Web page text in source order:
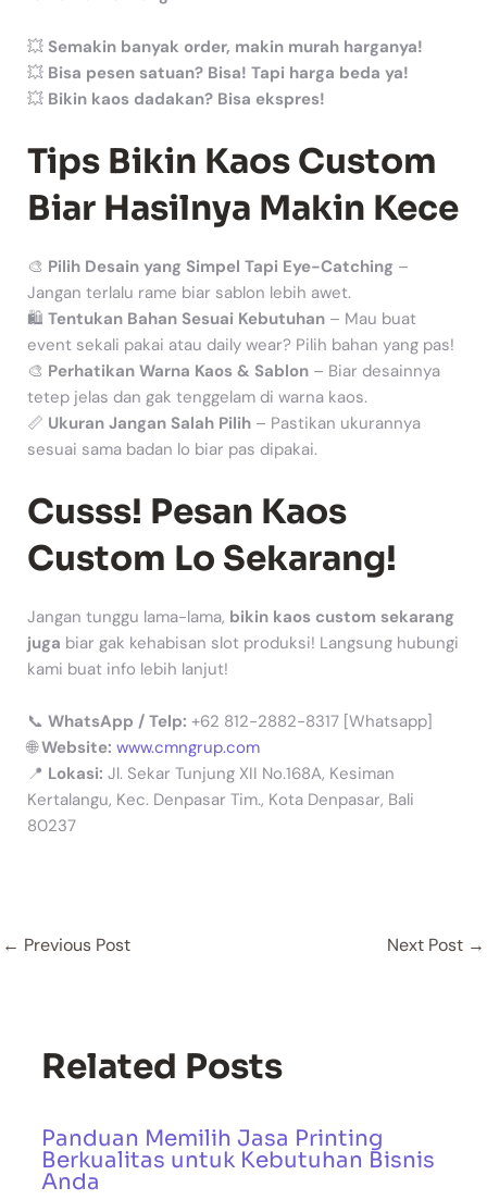
💥 Semakin banyak order, makin murah harganya!
💥 Bisa pesen satuan? Bisa! Tapi harga beda ya!
💥 Bikin kaos dadakan? Bisa ekspres!
Tips Bikin Kaos Custom
Biar Hasilnya Makin Kece
🎨 Pilih Desain yang Simpel Tapi Eye-Catching –
Jangan terlalu rame biar sablon lebih awet.
🛍 Tentukan Bahan Sesuai Kebutuhan – Mau buat
event sekali pakai atau daily wear? Pilih bahan yang pas!
🎨 Perhatikan Warna Kaos & Sablon – Biar desainnya
tetep jelas dan gak tenggelam di warna kaos.
📏 Ukuran Jangan Salah Pilih – Pastikan ukurannya
sesuai sama badan lo biar pas dipakai.
Cusss! Pesan Kaos
Custom Lo Sekarang!
Jangan tunggu lama-lama, bikin kaos custom sekarang
juga biar gak kehabisan slot produksi! Langsung hubungi
kami buat info lebih lanjut!
📞 WhatsApp / Telp: +62 812-2882-8317 [Whatsapp]
🌐Website: www.cmngrup.com
📍 Lokasi: Jl. Sekar Tunjung XII No.168A, Kesiman
Kertalangu, Kec. Denpasar Tim., Kota Denpasar, Bali
80237
← Previous Post Next Post →
Related Posts
Panduan Memilih Jasa Printing
Berkualitas untuk Kebutuhan Bisnis
Anda